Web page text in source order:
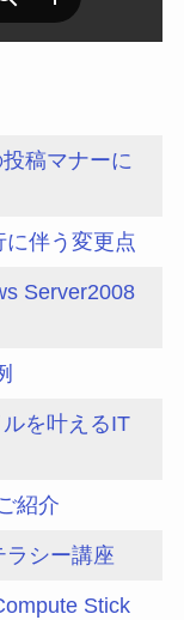
稿マナーに
伴う変更点
Server2008
を叶えるIT
紹介
ラシー講座
Stick